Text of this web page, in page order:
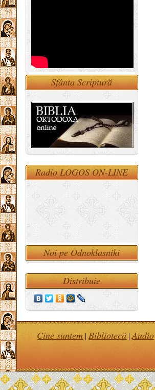
Sfânta Scriptură
Radio LOGOS ON-LINE
Noi pe Odnoklasniki
Distribuie
Cine suntem | Bibliotecă |Audio